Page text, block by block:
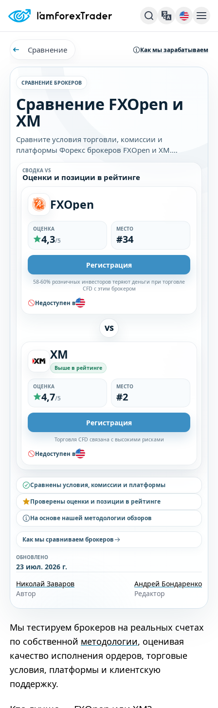
Сравнение Как мы зарабатываем
СРАВНЕНИЕ БРОКЕРОВ
Сравнение FXOpen и
XM
Сравните условия торговли, комиссии и
платформы Форекс брокеров FXOpen и XM.
Узнайте, какой брокер лучше подходит именно
вам.
СВОДКА VS
Оценки и позиции в рейтинге
FXOpen
ОЦЕНКА
4,3/5
МЕСТО
#34
Регистрация
58-60% розничных инвесторов теряют деньги при торговле
CFD с этим брокером
Недоступен в
VS
XM
Выше в рейтинге
ОЦЕНКА
4,7/5
МЕСТО
#2
Регистрация
Торговля CFD связана с высокими рисками
Недоступен в
Сравнены условия, комиссии и платформы
Проверены оценки и позиции в рейтинге
На основе нашей методологии обзоров
Как мы сравниваем брокеров
ОБНОВЛЕНО
23 июл. 2026 г.
Николай Заваров
Автор
Андрей Бондаренко
Редактор
Мы тестируем брокеров на реальных счетах
по собственной методологии, оценивая
качество исполнения ордеров, торговые
условия, платформы и клиентскую
поддержку.